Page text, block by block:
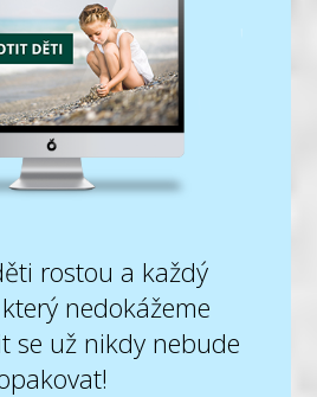
rostou a každý
nedokážeme
se už nikdy nebude